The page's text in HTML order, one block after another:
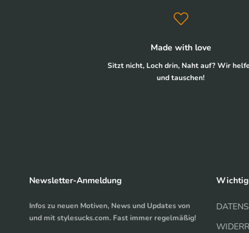
Made with love
Sitzt nicht, Loch drin, Naht auf? Wir
und tauschen!
Newsletter-Anmeldung
Infos zu neuen Motiven, News und Updates von
und mit stylesucks.com. Fast immer regelmäßig!